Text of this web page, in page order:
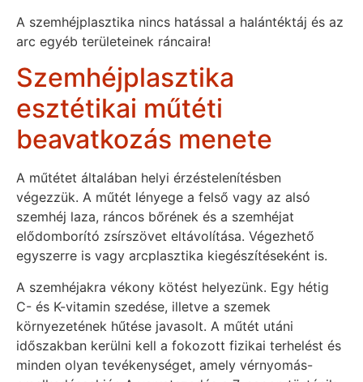
A szemhéjplasztika nincs hatással a halántéktáj és az
arc egyéb területeinek ráncaira!
Szemhéjplasztika
esztétikai műtéti
beavatkozás menete
A műtétet általában helyi érzéstelenítésben
végezzük. A műtét lényege a felső vagy az alsó
szemhéj laza, ráncos bőrének és a szemhéjat
elődomborító zsírszövet eltávolítása. Végezhető
egyszerre is vagy arcplasztika kiegészítéseként is.
A szemhéjakra vékony kötést helyezünk. Egy hétig
C- és K-vitamin szedése, illetve a szemek
környezetének hűtése javasolt. A műtét utáni
időszakban kerülni kell a fokozott fizikai terhelést és
minden olyan tevékenységet, amely vérnyomás-